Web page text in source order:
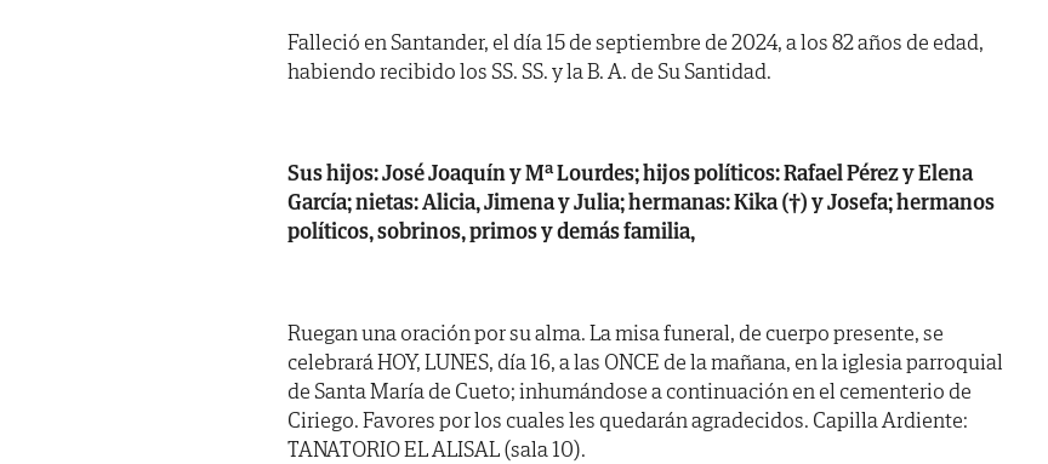
Falleció en Santander, el día 15 de septiembre de 2024, a los 82 años de edad,
habiendo recibido los SS. SS. y la B. A. de Su Santidad.
Sus hijos: José Joaquín y Mª Lourdes; hijos políticos: Rafael Pérez y Elena
García; nietas: Alicia, Jimena y Julia; hermanas: Kika (†) y Josefa; hermanos
políticos, sobrinos, primos y demás familia,
Ruegan una oración por su alma. La misa funeral, de cuerpo presente, se
celebrará HOY, LUNES, día 16, a las ONCE de la mañana, en la iglesia parroquial
de Santa María de Cueto; inhumándose a continuación en el cementerio de
Ciriego. Favores por los cuales les quedarán agradecidos. Capilla Ardiente:
TANATORIO EL ALISAL (sala 10).